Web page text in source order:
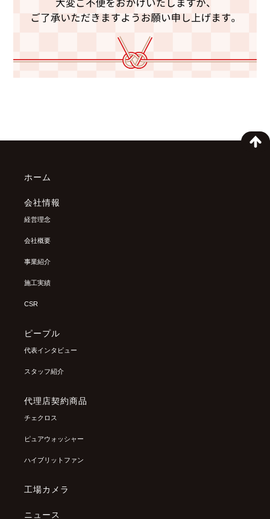
ホーム
会社情報
経営理念
会社概要
事業紹介
施工実績
CSR
ピープル
代表インタビュー
スタッフ紹介
代理店契約商品
チェクロス
ピュアウォッシャー
ハイブリットファン
工場カメラ
ニュース